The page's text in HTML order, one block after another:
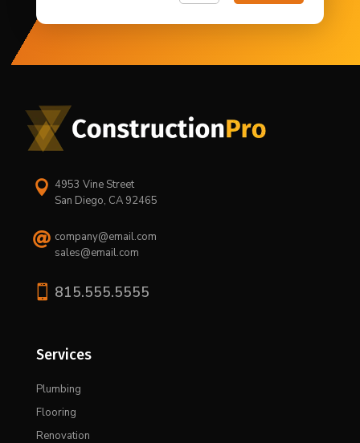
 4953 Vine Street
San Diego, CA 92465
 company@email.com
sales@email.com
 815.555.5555
Services
Plumbing
Flooring
Renovation